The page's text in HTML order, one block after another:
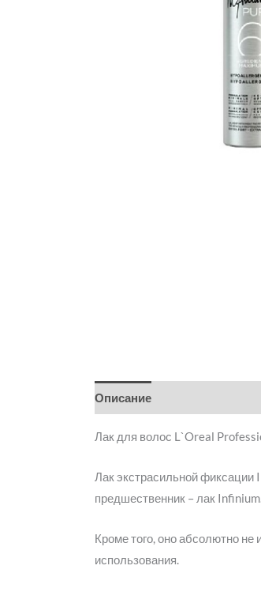
Описание
Лак для волос L`Oreal
Лак экстрасильной фиксации
предшественник – лак
Кроме того, оно абсолютно не
использования.